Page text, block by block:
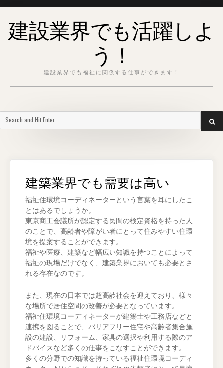
content建設業界でも活躍しよ
う！
建設業界でも福祉に関係する仕事ができます！
建築業界でも需要は高い
福祉住環境コーディネーターという言葉を耳にしたこ
とはあるでしょうか。
東京商工会議所が認定する民間の検定資格を持った人
のことで、高齢者や障がい者にとって住みやすい住環
境を提案することができます。
福祉や医療、建築など幅広い知識を持つことによって
福祉の現場だけでなく、建築業界においても必要とさ
れる存在なのです。
また、現在の日本では超高齢社会を迎えており、様々
な場所で居住空間の改善が必要となっています。
福祉住環境コーディネーターが建築士や工務店などと
連携を図ることで、バリアフリー住宅や高齢者集合施
設の建設、リフォーム、家具の選択や利用する際のア
ドバイスなど多くの仕事をこなすことができます。
多くの分野での知識を持っている福祉住環境コーディ